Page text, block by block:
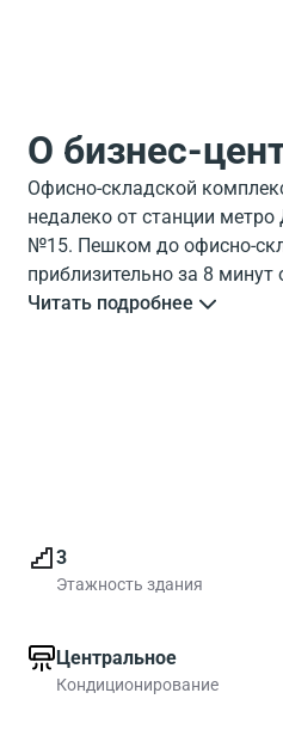
О бизнес-
Офисно-складской
недалеко от станции
№15. Пешком до офисно-
приблизительно за 8
Внешний вид офисно-
Читать подробнее
3
Этажность здания
Центральное
Кондиционирование